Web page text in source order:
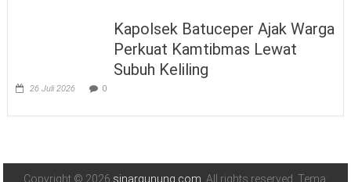
Kapolsek Batuceper Ajak Warga
Perkuat Kamtibmas Lewat
Subuh Keliling
26 Juli 2026 0
Copyright © 2026 sinargunung.com . All rights reserved. Tema: